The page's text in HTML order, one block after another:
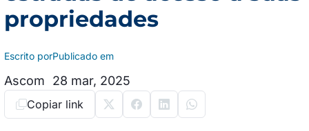
propriedades
Escrito por
Ascom
Publicado em
28 mar, 2025
Copiar link